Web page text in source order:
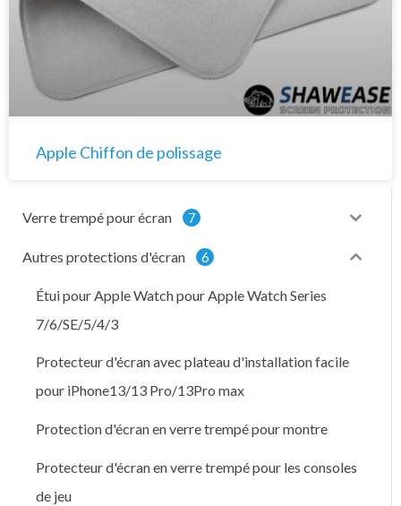
Verre trempé pour écran 7
Autres protections d'écran 6
Étui pour Apple Watch pour Apple Watch Series
7/6/SE/5/4/3
Protecteur d'écran avec plateau d'installation facile
pour iPhone13/13 Pro/13Pro max
Protection d'écran en verre trempé pour montre
Protecteur d'écran en verre trempé pour les consoles
de jeu
Apple Chiffon de polissage